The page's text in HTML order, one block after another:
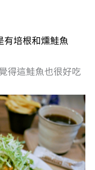
有培根和燻鮭魚
得這鮭魚也很好吃